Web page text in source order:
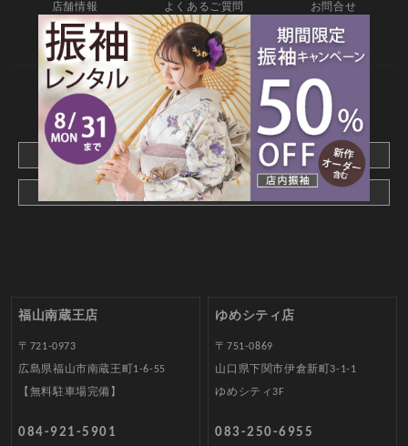
店舗情報
よくあるご質問
お問合せ
web撮影予約
CONTACT
webでご予約はこちら
メールでお問合わせ
福山南蔵王店
〒721-0973
広島県福山市南蔵王町1-6-55
【無料駐車場完備】
084-921-5901
ゆめシティ店
〒751-0869
山口県下関市伊倉新町3-1-1
ゆめシティ3F
083-250-6955